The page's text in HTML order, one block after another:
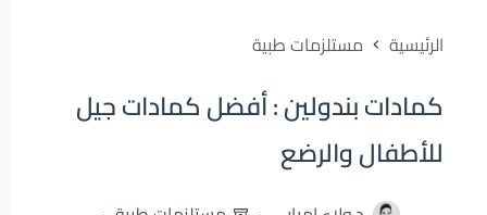
الرئيسية مستلزمات طبية
كمادات بندولين : أفضل كمادات جيل
للأطفال والرضع